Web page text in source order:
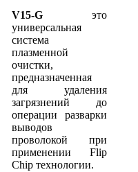
V15-Gэто
универсальная
система
плазменной
очистки,
предназначенная
для удаления
загрязнений до
операции разварки
выводов
проволокой при
применении Flip
Chip технологии.